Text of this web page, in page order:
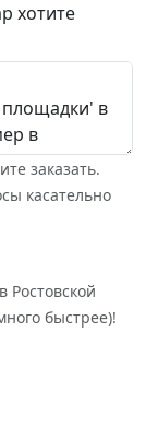
хотите
заказать.
касательно
Ростовской
быстрее)!